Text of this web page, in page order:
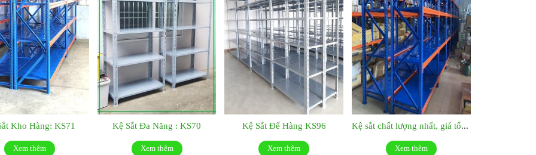
Kho Hàng: KS71
Xem thêm
Kệ Sắt Đa Năng : KS70
Xem thêm
Kệ Sắt Để Hàng KS96
Xem thêm
Kệ sắt chất lượng nhất, giá tốt nhất:KS048
Xem thêm